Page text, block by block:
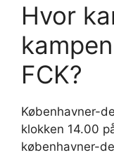
Hvor
FCK?
Københavner-
klokken 14.00
københavner-